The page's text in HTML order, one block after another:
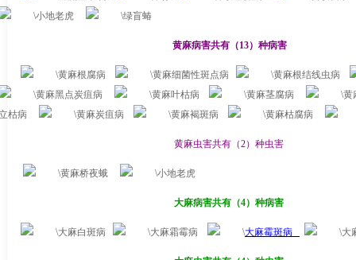
小地老虎
绿盲蝽
黄麻病害共有（13）种病害
黄麻根腐病 黄麻细菌性斑点病
黄麻根结线虫病
黄麻黑点炭疽病
黄麻叶枯病 黄麻茎腐病
黄
枯病
黄麻炭疽病 黄麻褐斑病 黄麻枯腐病
黄麻虫害共有（2）种虫害
黄麻桥夜蛾 小地老虎
大麻病害共有（4）种病害
大麻白斑病 大麻霜霉病 大麻霉斑病 大